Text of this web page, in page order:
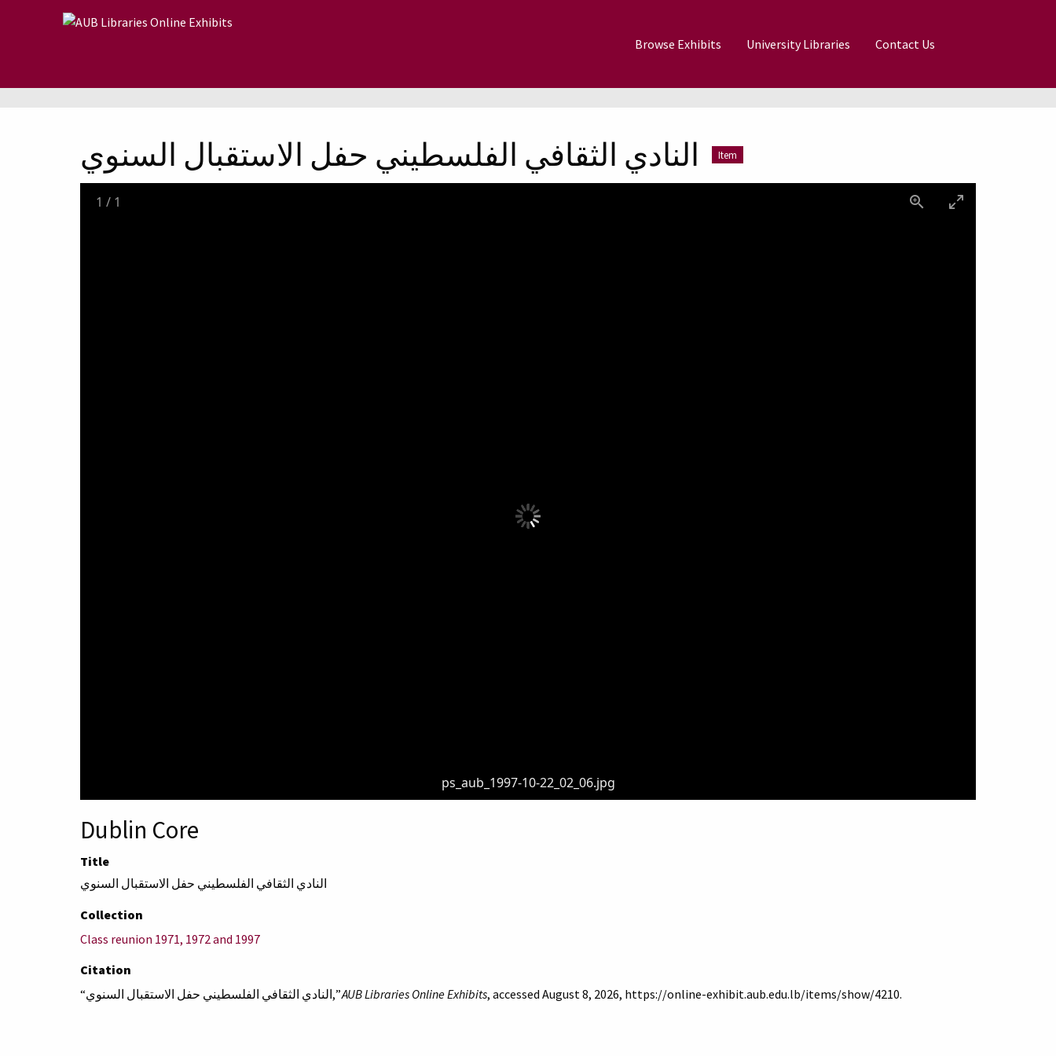
Skip to main content
Browse Exhibits University Libraries Contact Us
النادي الثقافي الفلسطيني حفل الاستقبال السنوي Item
ps_aub_1997-10-22_02_06.jpg
1 / 1
Dublin Core
Title
النادي الثقافي الفلسطيني حفل الاستقبال السنوي
Collection
Class reunion 1971, 1972 and 1997
Citation
“النادي الثقافي الفلسطيني حفل الاستقبال السنوي,”AUB Libraries Online Exhibits, accessed August 8, 2026, https://online-exhibit.aub.edu.lb/items/show/4210.